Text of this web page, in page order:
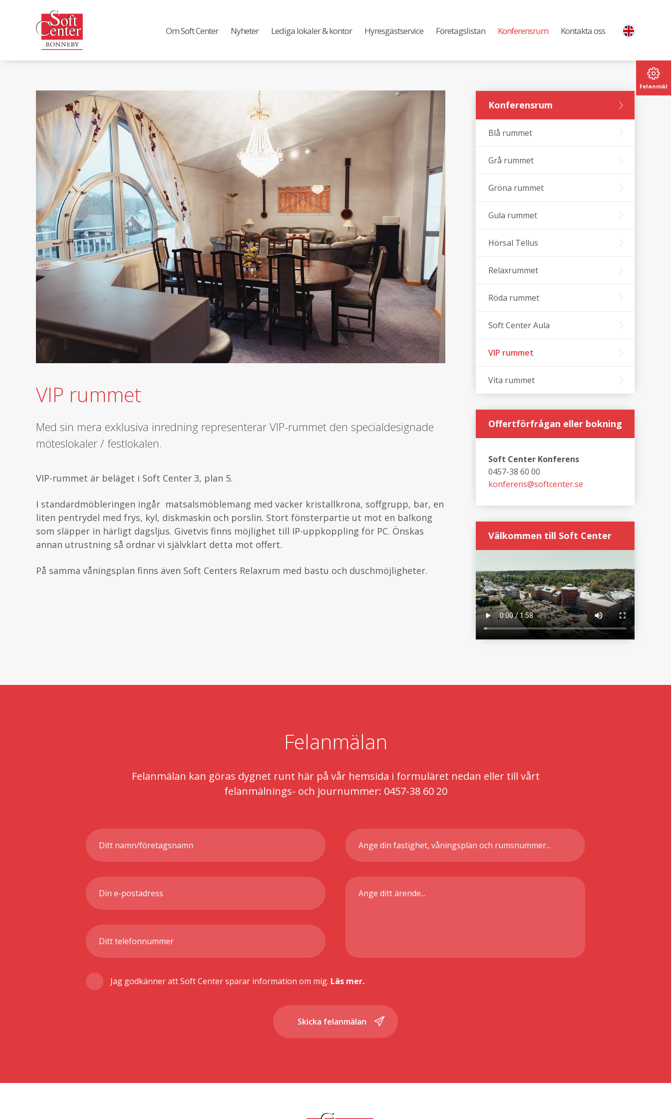
Om Soft Center Nyheter Lediga lokaler & kontor Hyresgästservice Företagslistan Konferensrum Kontakta oss
Felanmäl
VIP rummet
Med sin mera exklusiva inredning representerar VIP-rummet den specialdesignade
möteslokaler / festlokalen.
VIP-rummet är beläget i Soft Center 3, plan 5.
I standardmöbleringen ingår matsalsmöblemang med vacker kristallkrona, soffgrupp, bar, en
liten pentrydel med frys, kyl, diskmaskin och porslin. Stort fönsterpartie ut mot en balkong
som släpper in härligt dagsljus. Givetvis finns möjlighet till IP-uppkoppling för PC. Önskas
annan utrustning så ordnar vi självklart detta mot offert.
På samma våningsplan finns även Soft Centers Relaxrum med bastu och duschmöjligheter.
Konferensrum
Blå rummet
Grå rummet
Gröna rummet
Gula rummet
Hörsal Tellus
Relaxrummet
Röda rummet
Soft Center Aula
VIP rummet
Vita rummet
Offertförfrågan eller bokning
Soft Center Konferens
0457-38 60 00
konferens@softcenter.se
Välkommen till Soft Center
Felanmälan
Felanmälan kan göras dygnet runt här på vår hemsida i formuläret nedan eller till vårt
felanmälnings- och journummer: 0457-38 60 20
Jag godkänner att Soft Center sparar information om mig. Läs mer.
Skicka felanmälan